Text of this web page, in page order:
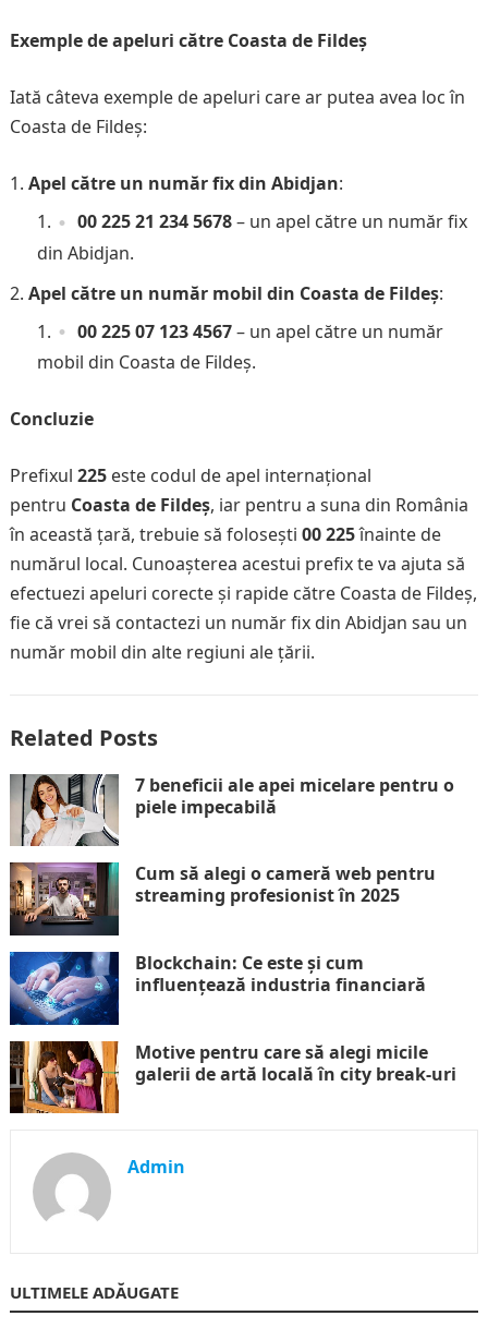
Exemple de apeluri către Coasta de Fildeș
Iată câteva exemple de apeluri care ar putea avea loc în
Coasta de Fildeș:
Apel către un număr fix din Abidjan:
00 225 21 234 5678– un apel către un număr fix
din Abidjan.
Apel către un număr mobil din Coasta de Fildeș:
00 225 07 123 4567– un apel către un număr
mobil din Coasta de Fildeș.
Concluzie
Prefixul 225este codul de apel internațional
pentru Coasta de Fildeș, iar pentru a suna din România
în această țară, trebuie să folosești 00 225înainte de
numărul local. Cunoașterea acestui prefix te va ajuta să
efectuezi apeluri corecte și rapide către Coasta de Fildeș,
fie că vrei să contactezi un număr fix din Abidjan sau un
număr mobil din alte regiuni ale țării.
Related Posts
7 beneficii ale apei micelare pentru o
piele impecabilă
Cum să alegi o cameră web pentru
streaming profesionist în 2025
Blockchain: Ce este și cum
influențează industria financiară
Motive pentru care să alegi micile
galerii de artă locală în city break-uri
Admin
ULTIMELE ADĂUGATE